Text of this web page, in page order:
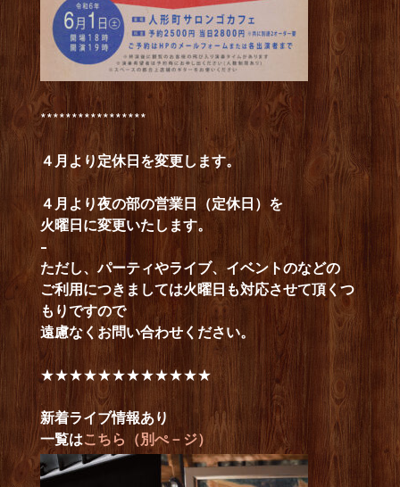
*****************
４月より定休日を変更します。
４月より夜の部の営業日（定休日）を
火曜日に変更いたします。
–
ただし、パーティやライブ、イベントのなどの
ご利用につきましては火曜日も対応させて頂くつ
もりですので
遠慮なくお問い合わせください。
★★★★★★★★★★★★
新着ライブ情報あり
一覧はこちら（別ぺ－ジ）